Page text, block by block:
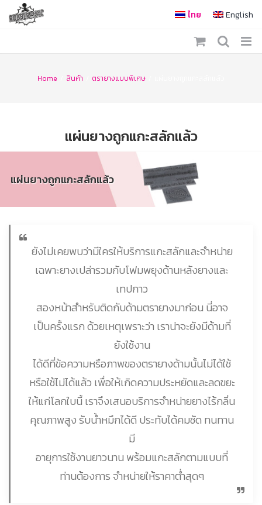
ไทย English
Home สินค้า ตรายางแบบพิเศษ
แผ่นยางถูกแกะสลักแล้ว
แผ่นยางถูกแกะสลักแล้ว
ยังไม่เคยพบว่ามีใครให้บริการแกะสลักและจำหน่าย
เฉพาะยางเปล่ารวมกับโฟมพยุงด้านหลังยางและ
เทปกาว
สองหน้าสำหรับติดกับด้ามตรายางมาก่อน นี่อาจ
เป็นครั้งแรก ด้วยเหตุเพราะว่า เราน่าจะยังมีด้ามที่
ยังใช้งาน
ได้ดีที่ข้อความหรือภาพของตรายางด้ามนั้นไม่ได้ใช้
หรือใช้ไม่ได้แล้ว เพื่อให้เกิดความประหยัดและลดขยะ
ให้แก่โลกใบนี้ เราจึงเสนอบริการจำหน่ายยางไร้กลิ่น
คุณภาพสูง รับน้ำหมึกได้ดี ประทับได้คมชัด ทนทาน
มี
อายุการใช้งานยาวนาน พร้อมแกะสลักตามแบบที่
ท่านต้องการ จำหน่ายให้ราคาต่ำสุดๆ